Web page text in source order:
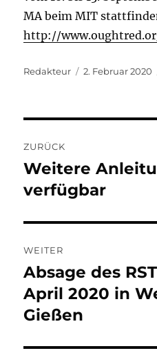
MA beim MIT
http://
Autor
Redakteur
Veröffentlicht
2. Februar 2020
ZURÜCK
Vorheriger
Beitrag:
Weitere
verfügbar
WEITER
Nächster
Beitrag:
Absage des
April 2020 in
Gießen